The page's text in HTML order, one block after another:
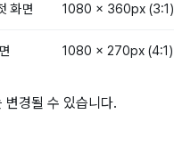
화면 1080 × 360px (3:1)
1080 × 270px (4:1)
변경될 수 있습니다.